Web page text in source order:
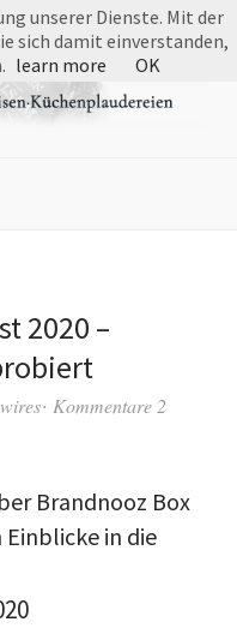
2020 –
Kommentare 2
Brandnooz Box
Einblicke in die
unserer Dienste. Mit der
sich damit einverstanden,
learn more OK